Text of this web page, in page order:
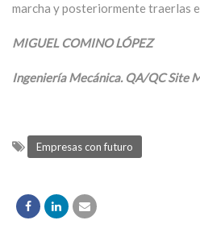
marcha y posteriormente traerlas
MIGUEL COMINO LÓPEZ
Ingeniería Mecánica. QA/QC Site
Empresas con futuro